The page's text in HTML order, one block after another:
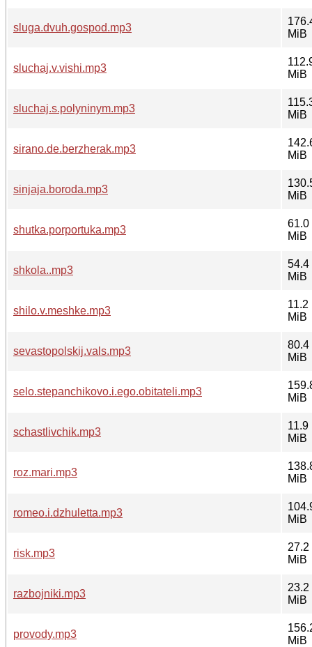
sluga.dvuh.gospod.mp3
MiB
sluchaj.v.vishi.mp3
MiB
sluchaj.s.polyninym.mp3
MiB
sirano.de.berzherak.mp3
MiB
sinjaja.boroda.mp3
MiB
shutka.porportuka.mp3
61.0
MiB
shkola..mp3
54.4
MiB
shilo.v.meshke.mp3
11.2
MiB
sevastopolskij.vals.mp3
80.4
MiB
selo.stepanchikovo.i.ego.obitateli.mp3
MiB
schastlivchik.mp3
11.9
MiB
roz.mari.mp3
MiB
romeo.i.dzhuletta.mp3
MiB
risk.mp3
27.2
MiB
razbojniki.mp3
23.2
MiB
provody.mp3
MiB